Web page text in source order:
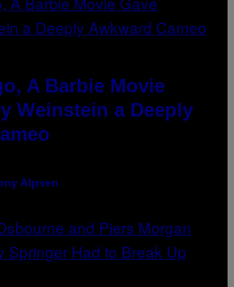
A Barbie Movie
Weinstein a Deeply
Alpsen